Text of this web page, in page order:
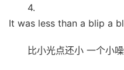
4.
It was less than a blip a
比小光点还小 一个小